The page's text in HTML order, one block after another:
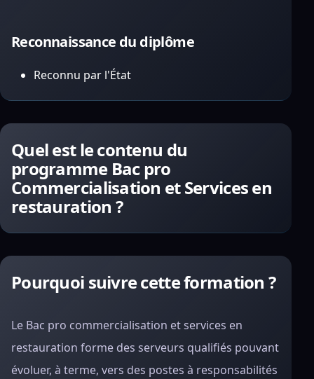
Reconnaissance du diplôme
Reconnu par l'État
Quel est le contenu du
programme Bac pro
Commercialisation et Services en
restauration ?
Pourquoi suivre cette formation ?
Le Bac pro commercialisation et services en
restauration forme des serveurs qualifiés pouvant
évoluer, à terme, vers des postes à responsabilités